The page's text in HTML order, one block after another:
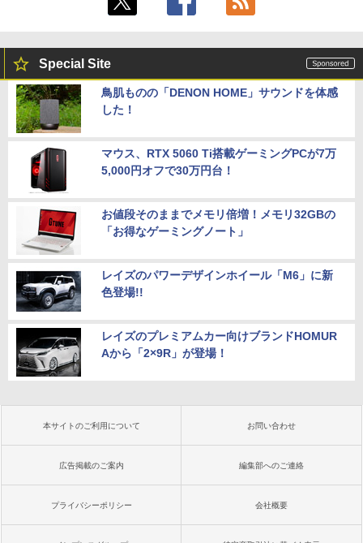
Special Site
鳥肌ものの「DENON HOME」サウンドを体感
した！
マウス、RTX 5060 Ti搭載ゲーミングPCが7万
5,000円オフで30万円台！
お値段そのままでメモリ倍増！メモリ32GBの
「お得なゲーミングノート」
レイズのパワーデザインホイール「M6」に新
色登場!!
レイズのプレミアムカー向けブランドHOMUR
Aから「2×9R」が登場！
本サイトのご利用について お問い合わせ
広告掲載のご案内 編集部へのご連絡
プライバシーポリシー 会社概要